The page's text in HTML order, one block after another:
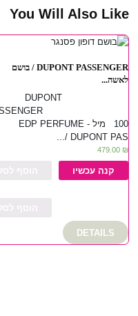
You Will Also Like
DUPONT PASSENGER / בושם
לאשה...
DUPONT
100 מיל - EDP PERFUME
DUPONT PAS /...
479.00 ₪
קנה עכשיו
DETAILS